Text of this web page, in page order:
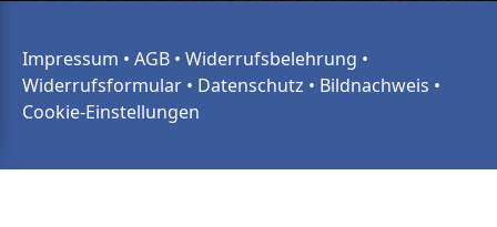
Impressum • AGB • Widerrufsbelehrung •
Widerrufsformular • Datenschutz • Bildnachweis •
Cookie-Einstellungen